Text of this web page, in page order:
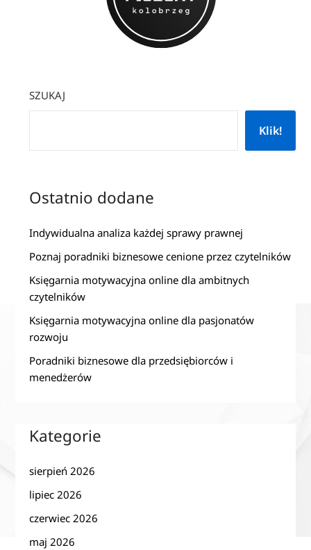
SZUKAJ
Klik!
Ostatnio dodane
Indywidualna analiza każdej sprawy prawnej
Poznaj poradniki biznesowe cenione przez czytelników
Księgarnia motywacyjna online dla ambitnych
czytelników
Księgarnia motywacyjna online dla pasjonatów
rozwoju
Poradniki biznesowe dla przedsiębiorców i
menedżerów
Kategorie
sierpień 2026
lipiec 2026
czerwiec 2026
maj 2026